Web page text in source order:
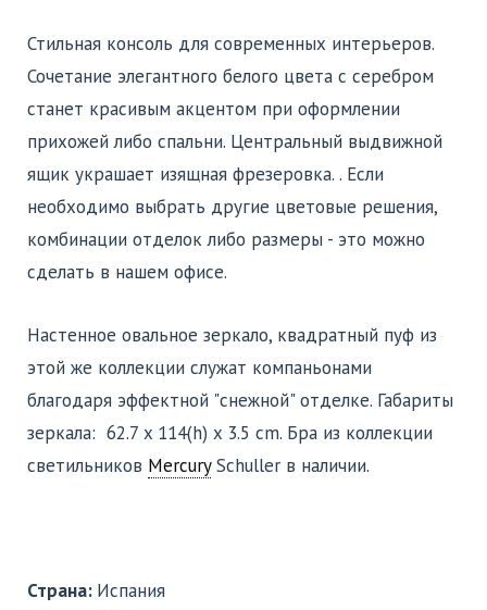
Стильная консоль для современных интерьеров.
Сочетание элегантного белого цвета с серебром
станет красивым акцентом при оформлении
прихожей либо спальни. Центральный выдвижной
ящик украшает изящная фрезеровка. . Если
необходимо выбрать другие цветовые решения,
комбинации отделок либо размеры - это можно
сделать в нашем офисе.
Настенное овальное зеркало, квадратный пуф из
этой же коллекции служат компаньонами
благодаря эффектной "снежной" отделке. Габариты
зеркала: 62.7 x 114(h) x 3.5 cm. Бра из коллекции
светильников Mercury Schuller в наличии.
Страна: Испания